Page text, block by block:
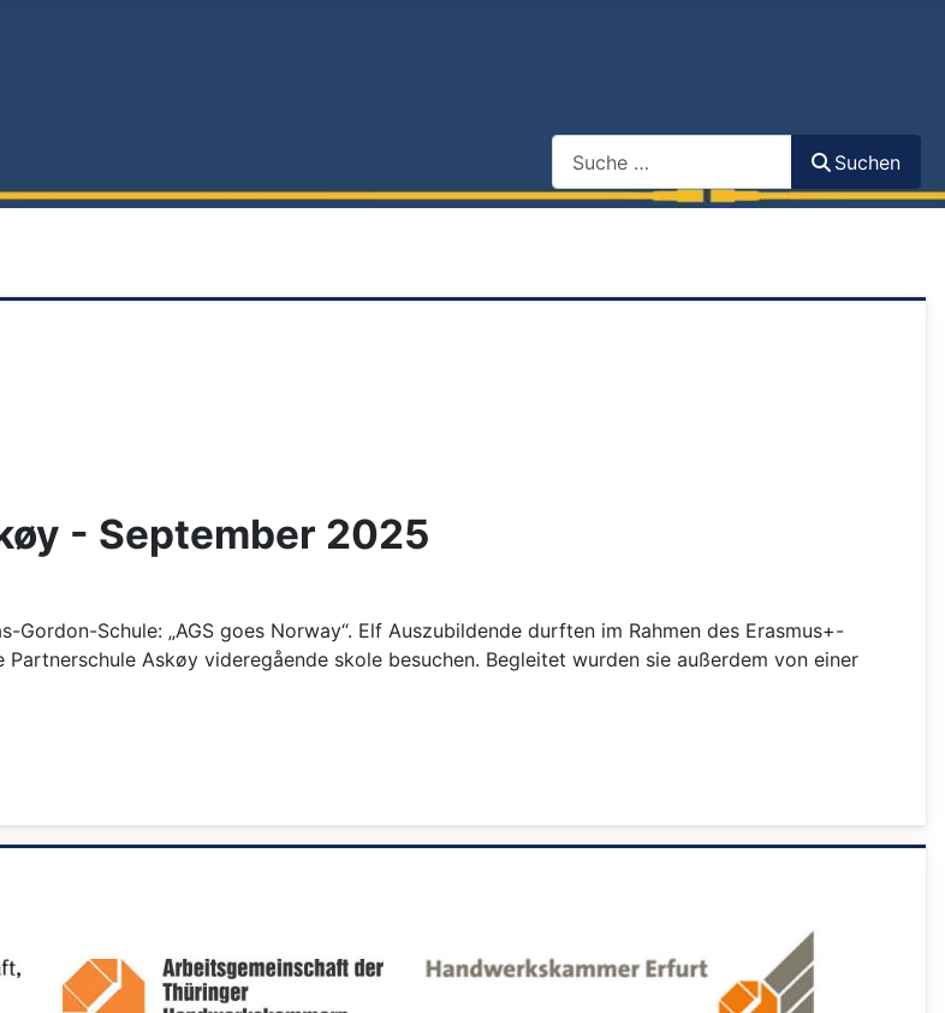
Suchen
- September 2025
Schule: „AGS goes Norway“. Elf Auszubildende durften im Rahmen des Erasmus+-
Askøy videregående skole besuchen. Begleitet wurden sie außerdem von einer